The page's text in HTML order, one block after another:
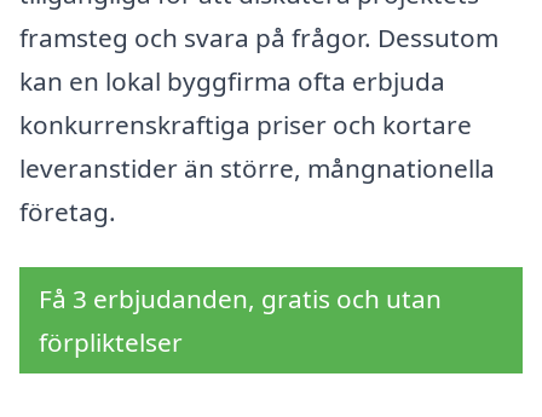
framsteg och svara på frågor. Dessutom
kan en lokal byggfirma ofta erbjuda
konkurrenskraftiga priser och kortare
leveranstider än större, mångnationella
företag.
Få 3 erbjudanden, gratis och utan
förpliktelser